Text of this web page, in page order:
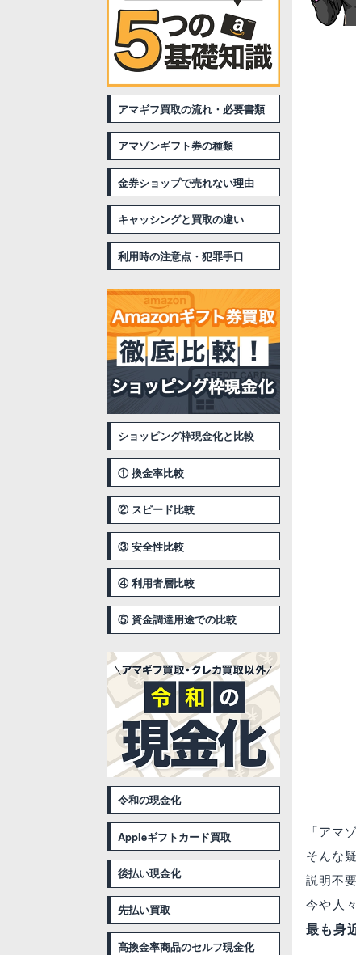
「アマ
そんな
説明不
今や人
最も身
アマギフ買取の流れ・必要書類
アマゾンギフト券の種類
金券ショップで売れない理由
キャッシングと買取の違い
利用時の注意点・犯罪手口
ショッピング枠現金化と比較
① 換金率比較
② スピード比較
③ 安全性比較
④ 利用者層比較
⑤ 資金調達用途での比較
令和の現金化
Appleギフトカード買取
後払い現金化
先払い買取
高換金率商品のセルフ現金化